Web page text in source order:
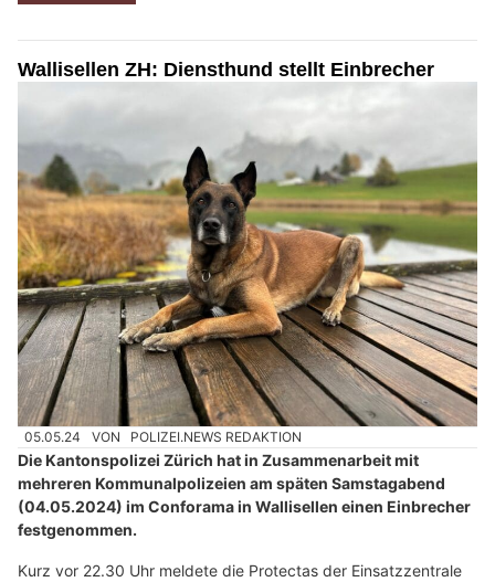
Wallisellen ZH: Diensthund stellt Einbrecher
05.05.24 VON POLIZEI.NEWS REDAKTION
Die Kantonspolizei Zürich hat in Zusammenarbeit mit
mehreren Kommunalpolizeien am späten Samstagabend
(04.05.2024) im Conforama in Wallisellen einen Einbrecher
festgenommen.
Kurz vor 22.30 Uhr meldete die Protectas der Einsatzzentrale